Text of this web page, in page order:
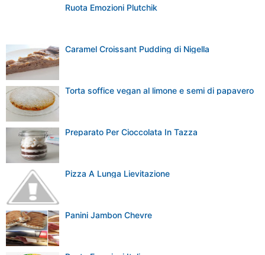
Ruota Emozioni Plutchik
Caramel Croissant Pudding di Nigella
Torta soffice vegan al limone e semi di papavero
Preparato Per Cioccolata In Tazza
Pizza A Lunga Lievitazione
Panini Jambon Chevre